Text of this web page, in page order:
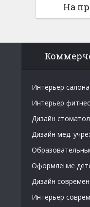
На
Интерьер
Интерьер
Дизайн
Дизайн мед.
Оформление
Дизайн
Интерьер